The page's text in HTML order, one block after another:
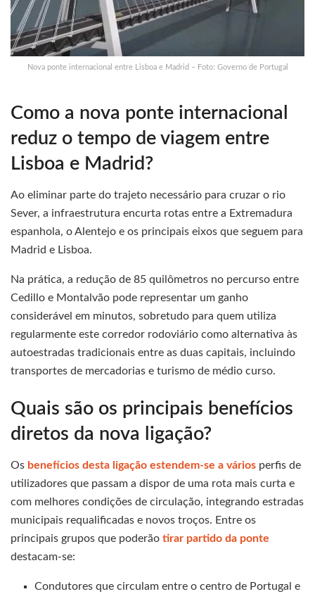
Nova ponte internacional entre Lisboa e Madrid – Foto: Governo de Portugal
Como a nova ponte internacional
reduz o tempo de viagem entre
Lisboa e Madrid?
Ao eliminar parte do trajeto necessário para cruzar o rio
Sever, a infraestrutura encurta rotas entre a Extremadura
espanhola, o Alentejo e os principais eixos que seguem para
Madrid e Lisboa.
Na prática, a redução de 85 quilômetros no percurso entre
Cedillo e Montalvão pode representar um ganho
considerável em minutos, sobretudo para quem utiliza
regularmente este corredor rodoviário como alternativa às
autoestradas tradicionais entre as duas capitais, incluindo
transportes de mercadorias e turismo de médio curso.
Quais são os principais benefícios
diretos da nova ligação?
Os benefícios desta ligação estendem-se a vários perfis de
utilizadores que passam a dispor de uma rota mais curta e
com melhores condições de circulação, integrando estradas
municipais requalificadas e novos troços. Entre os
principais grupos que poderão tirar partido da ponte
destacam-se:
Condutores que circulam entre o centro de Portugal e